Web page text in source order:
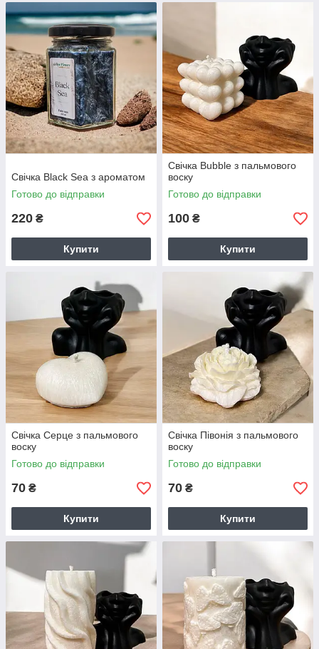
Свічка Black Sea з ароматом
Готово до відправки
220 ₴
Купити
Свічка Bubble з пальмового
воску
Готово до відправки
100 ₴
Купити
Свічка Серце з пальмового
воску
Готово до відправки
70 ₴
Купити
Свічка Півонія з пальмового
воску
Готово до відправки
70 ₴
Купити